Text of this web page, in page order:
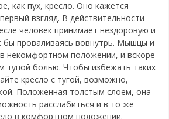
как пух, кресло. Оно кажется
взгляд. В действительности
человек принимает нездоровую и
бы проваливаясь вовнутрь. Мышцы и
некомфортном положении, и вскоре
тупой болью. Чтобы избежать таких
кресло с тугой, возможно,
Положенная толстым слоем, она
расслабиться и в то же
в комфортном положении.